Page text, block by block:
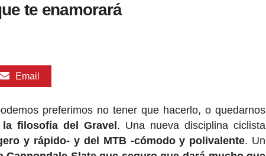
te enamorará
Email
preferimos no tener que hacerlo, o quedarnos
la filosofía del Gravel . Una nueva disciplina ciclista
y rápido- y del MTB -cómodo y polivalente. Un